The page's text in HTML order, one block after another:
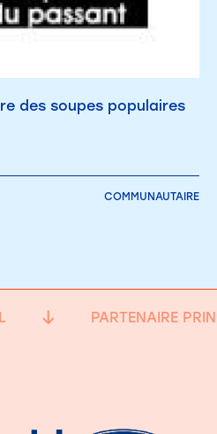
des soupes populaires
COMMUNAUTAIRE
PARTENAIRE